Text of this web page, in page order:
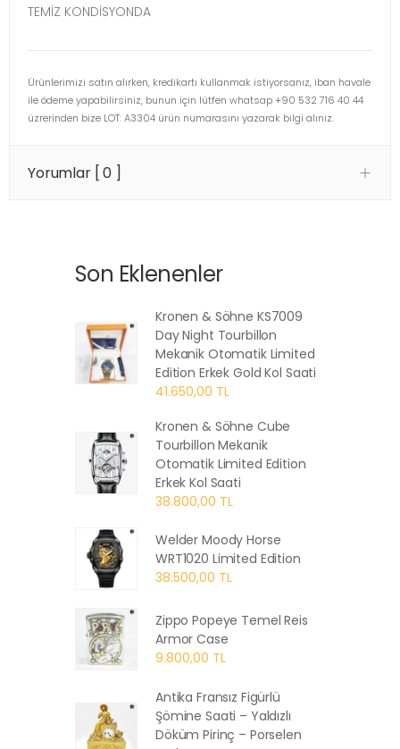
TEMİZ KONDİSYONDA
Ürünlerimizi satın alırken, kredikartı kullanmak istiyorsanız, iban havale
ile ödeme yapabilirsiniz, bunun için lütfen whatsap +90 532 716 40 44
üzrerinden bize LOT: A3304 ürün numarasını yazarak bilgi alınız.
Yorumlar [ 0 ]
Son Eklenenler
Kronen & Söhne KS7009
Day Night Tourbillon
Mekanik Otomatik Limited
Edition Erkek Gold Kol Saati
41.650,00 TL
Kronen & Söhne Cube
Tourbillon Mekanik
Otomatik Limited Edition
Erkek Kol Saati
38.800,00 TL
Welder Moody Horse
WRT1020 Limited Edition
38.500,00 TL
Zippo Popeye Temel Reis
Armor Case
9.800,00 TL
Antika Fransız Figürlü
Şömine Saati – Yaldızlı
Döküm Pirinç – Porselen